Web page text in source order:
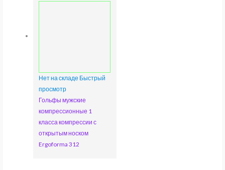
Нет на складе Быстрый
просмотр
Гольфы мужские
компрессионные 1
класса компрессии с
открытым носком
Ergoforma 312